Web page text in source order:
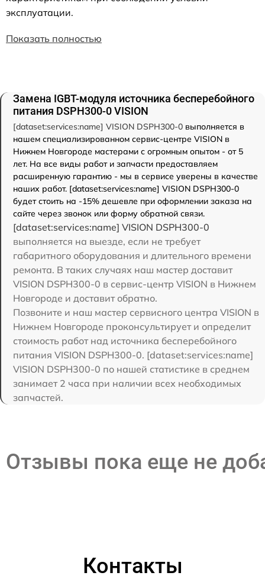
эксплуатации.
Показать полностью
Замена IGBT-модуля источника бесперебойного
питания DSPH300-0 VISION
[dataset:services:name] VISION DSPH300-0 выполняется в
нашем специализированном сервис-центре VISION в
Нижнем Новгороде мастерами с огромным опытом - от 5
лет. На все виды работ и запчасти предоставляем
расширенную гарантию - мы в сервисе уверены в качестве
наших работ. [dataset:services:name] VISION DSPH300-0
будет стоить на -15% дешевле при оформлении заказа на
сайте через звонок или форму обратной связи.
[dataset:services:name] VISION DSPH300-0
выполняется на выезде, если не требует
габаритного оборудования и длительного времени
ремонта. В таких случаях наш мастер доставит
VISION DSPH300-0 в сервис-центр VISION в Нижнем
Новгороде и доставит обратно.
Позвоните и наш мастер сервисного центра VISION в
Нижнем Новгороде проконсультирует и определит
стоимость работ над источника бесперебойного
питания VISION DSPH300-0. [dataset:services:name]
VISION DSPH300-0 по нашей статистике в среднем
занимает 2 часа при наличии всех необходимых
запчастей.
Отзывы пока еще не
Контакты